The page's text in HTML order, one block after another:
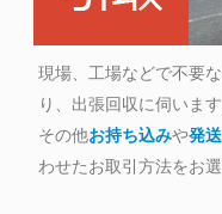
現場、工場などで不要
り、出張回収に伺います
その他お持ち込みや発
わせたお取引方法をお